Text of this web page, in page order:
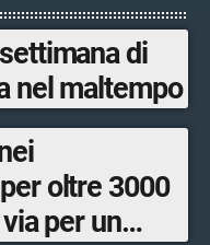
di
nel maltempo
oltre 3000
per un